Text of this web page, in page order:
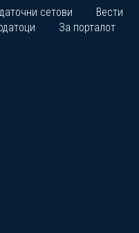
сетови Вести
За порталот